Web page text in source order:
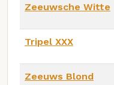
Zeeuwsche Witte
Tripel XXX
Zeeuws Blond